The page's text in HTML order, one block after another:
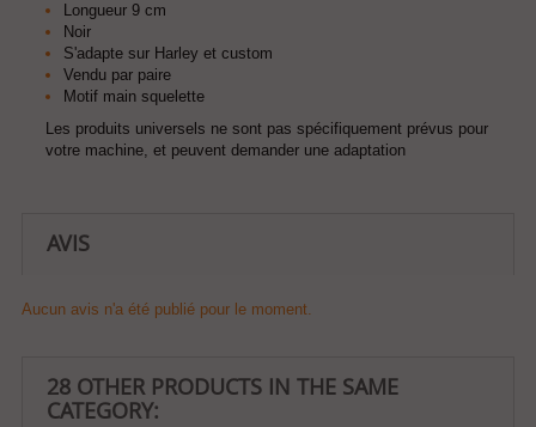
Longueur 9 cm
Noir
S'adapte sur Harley et custom
Vendu par paire
Motif main squelette
Les produits universels ne sont pas spécifiquement prévus pour
votre machine, et peuvent demander une adaptation
AVIS
Aucun avis n'a été publié pour le moment.
28 OTHER PRODUCTS IN THE SAME
CATEGORY: